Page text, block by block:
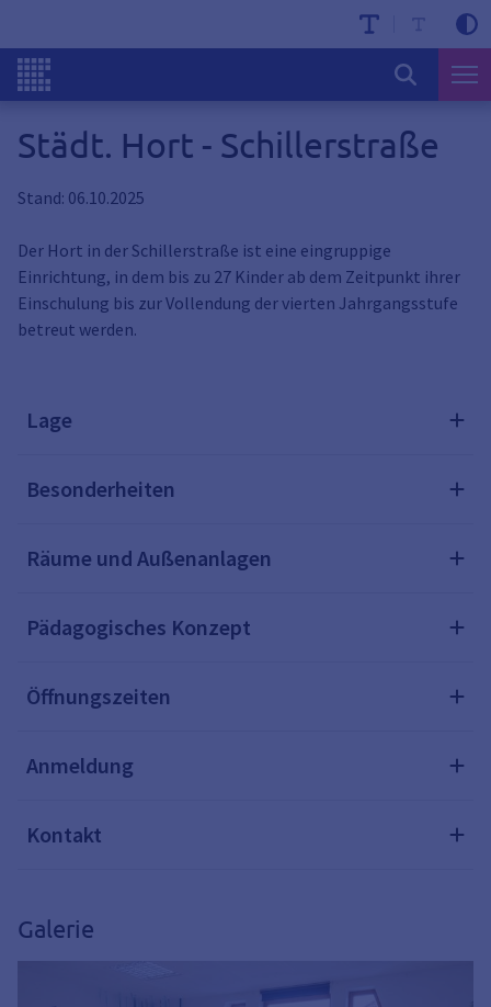
Städt. Hort - Schillerstraße
Stand: 06.10.2025
Der Hort in der Schillerstraße ist eine eingruppige
Einrichtung, in dem bis zu 27 Kinder ab dem Zeitpunkt ihrer
Einschulung bis zur Vollendung der vierten Jahrgangsstufe
betreut werden.
Lage
Besonderheiten
Räume und Außenanlagen
Pädagogisches Konzept
Öffnungszeiten
Anmeldung
Kontakt
Galerie